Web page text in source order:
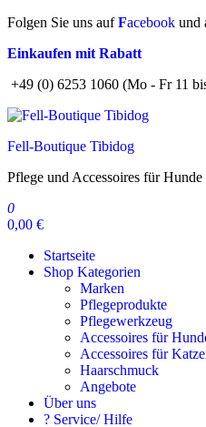
Zum
springen
Folgen Sie uns aufFacebook und
Einkaufen mit Rabatt
+49 (0) 6253 1060 (Mo - Fr 11
Fell-Boutique Tibidog
Pflege und Accessoires für
0
0,00 €
Startseite
Shop Kategorien
Marken
Pflegeprodukte
Pflegewerkzeug
Accessoires für
Accessoires für
Haarschmuck
Angebote
Über uns
? Service/ Hilfe